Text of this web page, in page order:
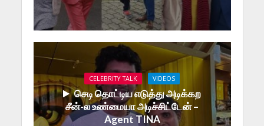
CELEBRITY TALK VIDEOS
செடி தொட்டிய எடுத்து அடிக்கற
சீன்-ல உண்மையா அடிச்சிட்டேன் –
Agent TINA